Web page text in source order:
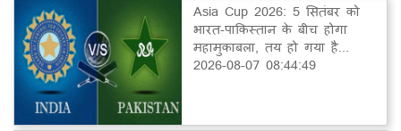
Asia Cup 2026: 5 सितंबर को
भारत-पाकिस्तान के बीच होगा
महामुकाबला, तय हो गया है...
2026-08-07 08:44:49